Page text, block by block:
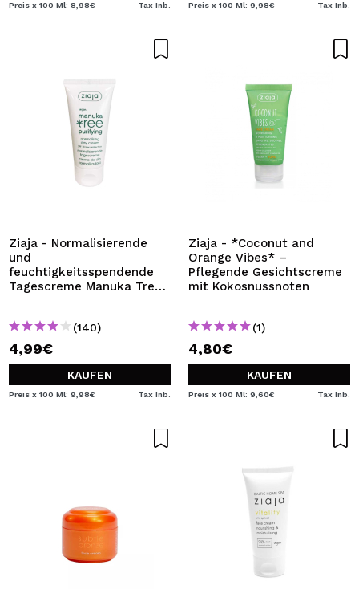
Preis x 100 Ml: 8,98€ Tax Inb. Preis x 100 Ml: 9,98€ Tax Inb.
Ziaja - Normalisierende
und
feuchtigkeitsspendende
Tagescreme Manuka Tree
(140)
4,99€
KAUFEN
Preis x 100 Ml: 9,98€ Tax Inb.
Ziaja - *Coconut and
Orange Vibes* –
Pflegende Gesichtscreme
mit Kokosnussnoten
(1)
4,80€
KAUFEN
Preis x 100 Ml: 9,60€ Tax Inb.